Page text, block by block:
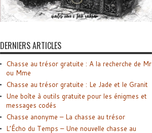
DERNIERS ARTICLES
Chasse au trésor gratuite : A la recherche de Mr
ou Mme
Chasse au trésor gratuite : Le Jade et le Granit
Une boîte à outils gratuite pour les énigmes et
messages codés
Chasse anonyme – La chasse au trésor
L’Écho du Temps – Une nouvelle chasse au